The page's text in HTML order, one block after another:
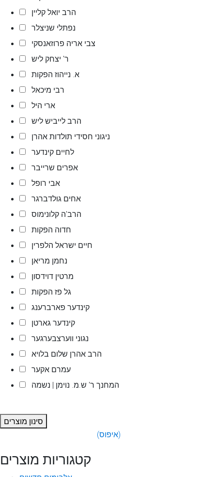
הרב יואל קליין
נפתלי שניצלר
צבי אריה פרוזאנסקי
ר' יצחק ליש
א. נייהוז הפקות
רבי מיכאל
ארי היל
הרב לייביש ליש
ניגוני חסידי תולדות אהרן
לחיים קינדער
אפרים שרייבר
אבי רופל
אחים גולדברגר
הרב'ה קלונימוס
חדוה הפקות
חיים ישראל הלפרין
נחמן מריאן
מרטין דוידסון
גל פז הפקות
קינדער פארברענג
קינדער גארטן
נגוני ווערצבערגער
הרב אהרן שלום בלויא
עמרם אקער
המחנך ר' ש.מ. נוימן | נשמה
סינון מוצרים
(איפוס)
קטגוריות מוצרים